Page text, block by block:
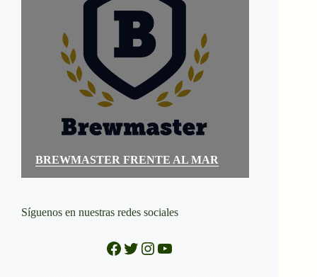
BREWMASTER FRENTE AL MAR
Síguenos en nuestras redes sociales
Facebook
Twitter
Instagram
YouTube